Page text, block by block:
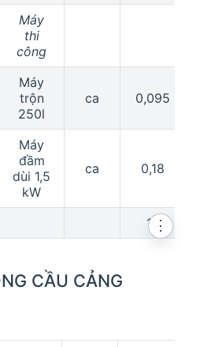
Máy
thi
công
Máy
trộn
250l
ca 0,095
Máy
đầm
dùi 1,5
kW
ca 0,18
10
CẦU CẢNG
⋮